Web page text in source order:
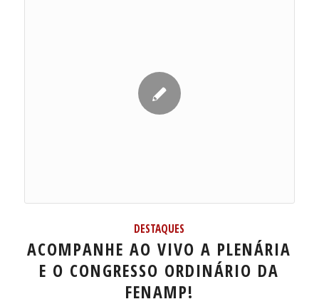
DESTAQUES
ACOMPANHE AO VIVO A PLENÁRIA
E O CONGRESSO ORDINÁRIO DA
FENAMP!